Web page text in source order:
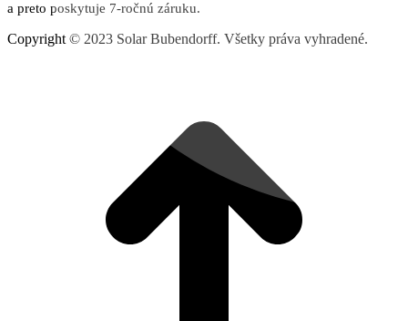
a preto poskytuje 7-ročnú záruku.
Copyright © 2023 Solar Bubendorff. Všetky práva vyhradené.